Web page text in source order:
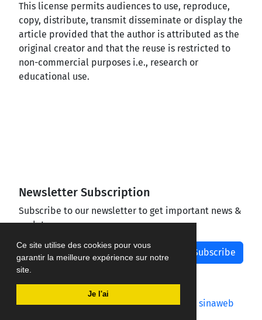
Ce site utilise des cookies pour vous
garantir la meilleure expérience sur notre
site.
Je l'ai
This license permits audiences to use, reproduce,
copy, distribute, transmit disseminate or display the
article provided that the author is attributed as the
original creator and that the reuse is restricted to
non-commercial purposes i.e., research or
educational use.
Newsletter Subscription
Subscribe to our newsletter to get important news &
updates
Subscribe
Journal management system.designed by sinaweb